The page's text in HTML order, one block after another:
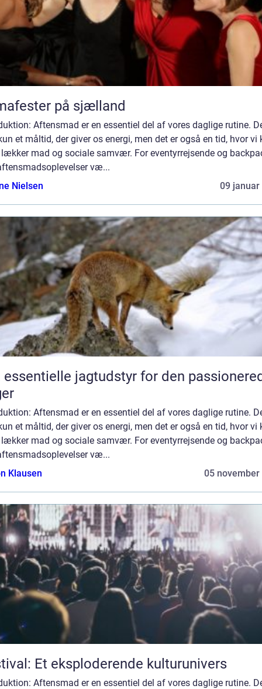
på sjælland
Aftensmad er en essentiel del af vores daglige rutine.
et måltid, der giver os energi, men det er også en tid, hvor vi
mad og sociale samvær. For eventyrrejsende og
væ...
Nielsen
09 januar
essentielle jagtudstyr for den
Aftensmad er en essentiel del af vores daglige rutine.
et måltid, der giver os energi, men det er også en tid, hvor vi
mad og sociale samvær. For eventyrrejsende og
væ...
Klausen
05 november
Et eksploderende kulturunivers
Aftensmad er en essentiel del af vores daglige rutine.